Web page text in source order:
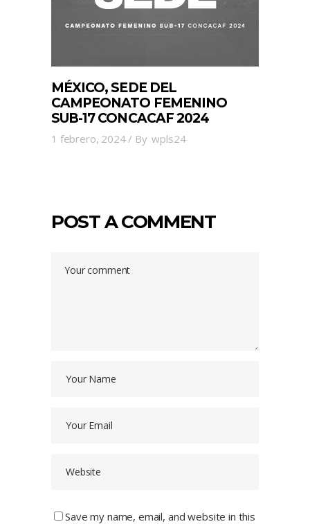
MÉXICO, SEDE DEL
CAMPEONATO FEMENINO
SUB-17 CONCACAF 2024
1 febrero, 2024 By wpls24
POST A COMMENT
Save my name, email, and website in this